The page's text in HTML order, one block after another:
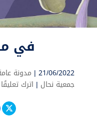
في
21/06/2022 | مدونة
جمعية نحال | اترك تعليقًا